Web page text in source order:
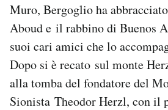
Muro, Bergoglio ha
Aboud e il rabbino di Buenos
suoi cari amici che lo
Dopo si è recato sul monte
alla tomba del fondatore del
Sionista Theodor Herzl, con il